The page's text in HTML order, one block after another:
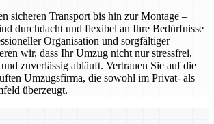
sicheren Transport bis hin zur Montage –
durchdacht und flexibel an Ihre Bedürfnisse
Organisation und sorgfältiger
wir, dass Ihr Umzug nicht nur stressfrei,
zuverlässig abläuft. Vertrauen Sie auf die
Umzugsfirma, die sowohl im Privat- als
überzeugt.